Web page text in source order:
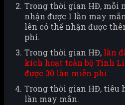
Trong thời gian HĐ, mỗi
nhận được 1 lần may
lên có thể nhận được
phí.
Trong thời gian HĐ, lần
kích hoạt toàn bộ Tinh
được 30 lần miễn phí.
Trong thời gian HĐ, tiêu
lần may mắn.